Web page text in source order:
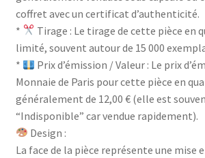
coffret avec un certificat d’authenticité.
*
Tirage : Le tirage de cette pièce en
limité, souvent autour de 15 000
*
Prix d’émission / Valeur : Le prix
Monnaie de Paris pour cette pièce en
généralement de 12,00 € (elle est
“Indisponible” car vendue rapidement).
Design :
La face de la pièce représente une mise